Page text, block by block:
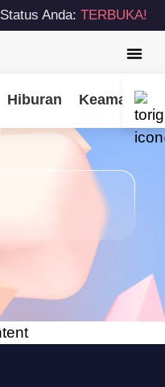
Status Anda: TERBUKA!
Hiburan Keamanan